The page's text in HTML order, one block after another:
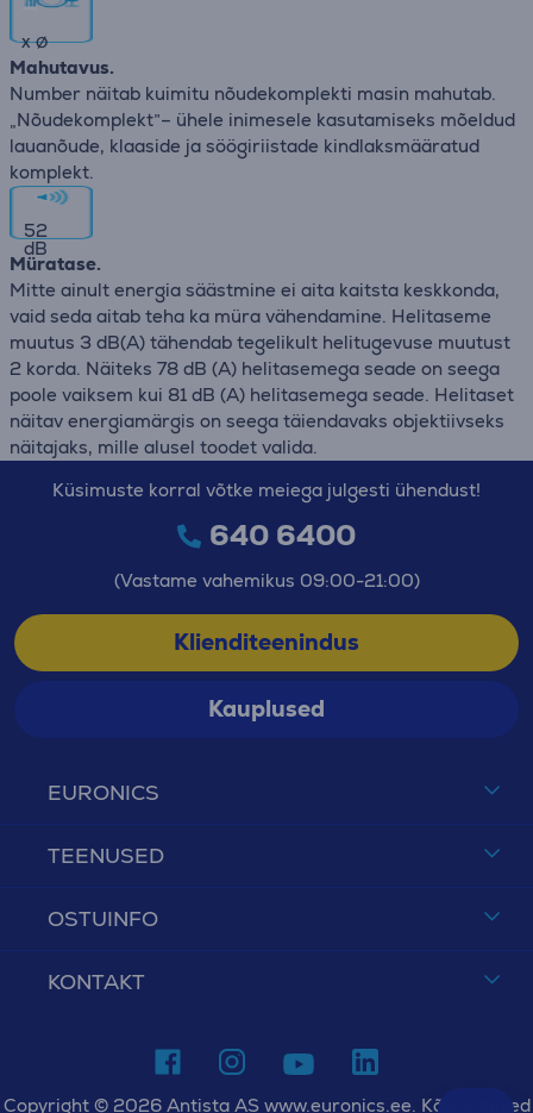
x∅
Mahutavus.
Number näitab kuimitu nõudekomplekti masin mahutab.
„Nõudekomplekt”– ühele inimesele kasutamiseks mõeldud
lauanõude, klaaside ja söögiriistade kindlaksmääratud
komplekt.
52
dB
Müratase.
Mitte ainult energia säästmine ei aita kaitsta keskkonda,
vaid seda aitab teha ka müra vähendamine. Helitaseme
muutus 3 dB(A) tähendab tegelikult helitugevuse muutust
2 korda. Näiteks 78 dB (A) helitasemega seade on seega
poole vaiksem kui 81 dB (A) helitasemega seade. Helitaset
näitav energiamärgis on seega täiendavaks objektiivseks
näitajaks, mille alusel toodet valida.
EURONICS
TEENUSED
OSTUINFO
KONTAKT
Küsimuste korral võtke meiega julgesti ühendust!
640 6400
(Vastame vahemikus 09:00-21:00)
Klienditeenindus
Kauplused
Copyright © 2026 Antista AS www.euronics.ee. Kõik õigused